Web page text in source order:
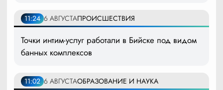
11:24 6 АВГУСТАПРОИСШЕСТВИЯ
Точки интим-услуг работали в Бийске под видом
банных комплексов
11:02 6 АВГУСТАОБРАЗОВАНИЕ И НАУКА